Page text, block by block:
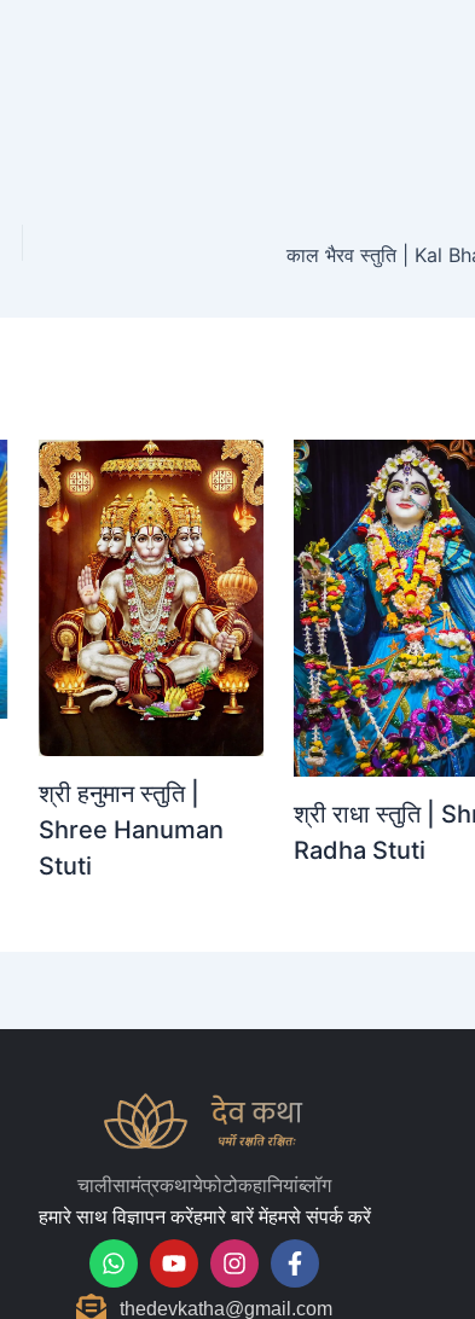
काल भैरव स्तुति | Kal
श्री हनुमान स्तुति |
Shree Hanuman
Stuti
श्री राधा स्तुति |
Radha Stuti
चालीसामंत्रकथायेफोटोकहानियांब्लॉग
हमारे साथ विज्ञापन करेंहमारे बारें मेंहमसे संपर्क करें
W
h
a
Y
o
u
I
n
s
F
a
c
thedevkatha@gmail.com